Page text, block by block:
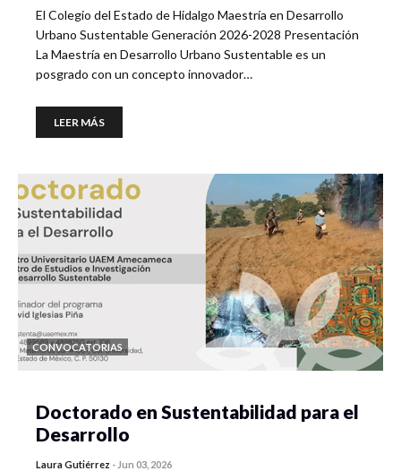
El Colegio del Estado de Hidalgo Maestría en Desarrollo
Urbano Sustentable Generación 2026-2028 Presentación
La Maestría en Desarrollo Urbano Sustentable es un
posgrado con un concepto innovador…
LEER MÁS
CONVOCATORIAS
Doctorado en Sustentabilidad para el
Desarrollo
Laura Gutiérrez - Jun 03, 2026